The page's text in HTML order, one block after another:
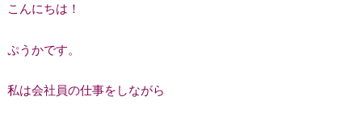
こんにちは！
ぷうかです。
私は会社員の仕事をしながら